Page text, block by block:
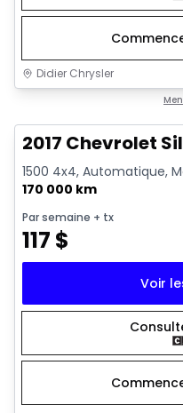
Didier Chrysler
2017 Chevrolet
1500 4x4, Automatique,
170 000 km
Par semaine + tx
117 $
Voir